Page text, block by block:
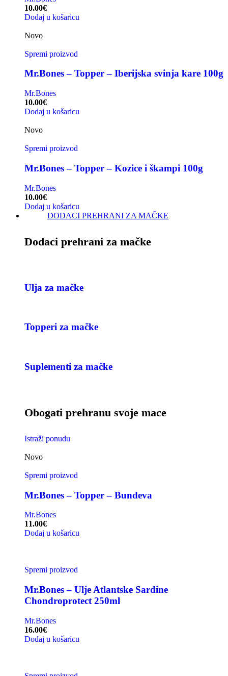
10.00€
Dodaj u košaricu
Novo
Spremi proizvod
Mr.Bones – Topper – Iberijska svinja kare 100g
Mr.Bones
10.00€
Dodaj u košaricu
Novo
Spremi proizvod
Mr.Bones – Topper – Kozice i škampi 100g
Mr.Bones
10.00€
Dodaj u košaricu
DODACI PREHRANI ZA MAČKE
Dodaci prehrani za mačke
Ulja za mačke
Topperi za mačke
Suplementi za mačke
Obogati prehranu svoje mace
Istraži ponudu
Novo
Spremi proizvod
Mr.Bones – Topper – Bundeva
Mr.Bones
11.00€
Dodaj u košaricu
Spremi proizvod
Mr.Bones – Ulje Atlantske Sardine
Chondroprotect 250ml
Mr.Bones
16.00€
Dodaj u košaricu